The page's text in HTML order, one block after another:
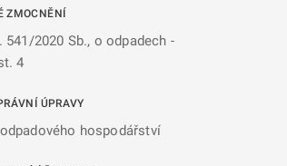
ZMOCNĚNÍ
541/2020 Sb., o odpadech -
4
ÚPRAVY
hospodářství